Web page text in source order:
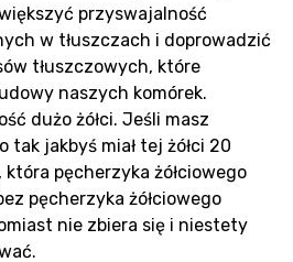
przyswajalność
w tłuszczach i doprowadzić
tłuszczowych, które
naszych komórek.
dużo żółci. Jeśli masz
tak jakbyś miał tej żółci 20
pęcherzyka żółciowego
pęcherzyka żółciowego
nie zbiera się i niestety